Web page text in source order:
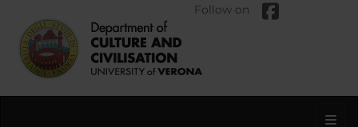
Follow on